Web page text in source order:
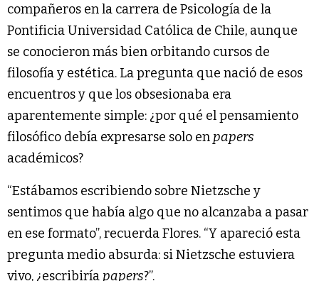
compañeros en la carrera de Psicología de la
Pontificia Universidad Católica de Chile, aunque
se conocieron más bien orbitando cursos de
filosofía y estética. La pregunta que nació de esos
encuentros y que los obsesionaba era
aparentemente simple: ¿por qué el pensamiento
filosófico debía expresarse solo en papers
académicos?
“Estábamos escribiendo sobre Nietzsche y
sentimos que había algo que no alcanzaba a pasar
en ese formato”, recuerda Flores. “Y apareció esta
pregunta medio absurda: si Nietzsche estuviera
vivo, ¿escribiría papers?”.